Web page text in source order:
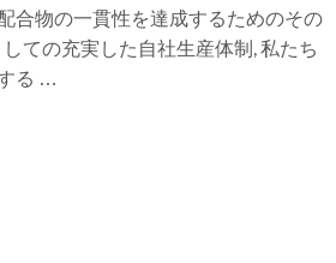
合物の一貫性を達成するためのその
ての充実した自社生産体制, 私たち
る …